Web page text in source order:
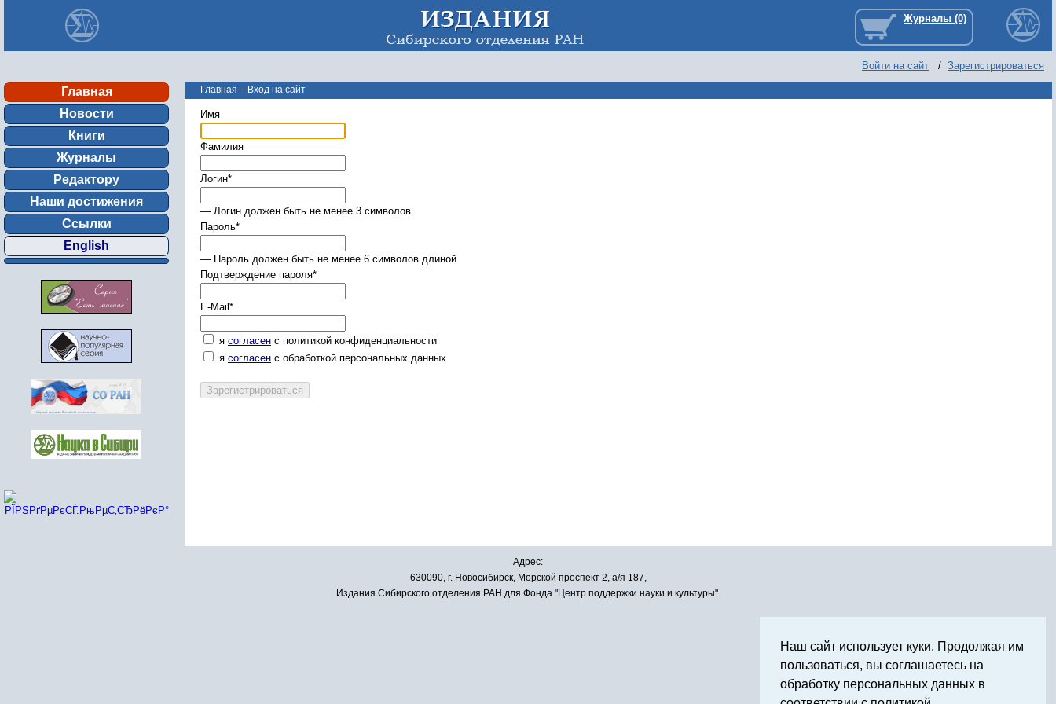
Войти на сайт / Зарегистрироваться
Главная
Новости
Книги
Журналы
Редактору
Наши достижения
Ссылки
English
Главная – Вход на сайт
Имя
Фамилия
Логин*
— Логин должен быть не менее 3 символов.
Пароль*
— Пароль должен быть не менее 6 символов длиной.
Подтверждение пароля*
E-Mail *
я согласен с политикой конфиденциальности
я согласен с обработкой персональных данных
Адрес:
630090, г. Новосибирск, Морской проспект 2, а/я 187,
Издания Сибирского отделения РАН для Фонда "Центр поддержки науки и культуры".
Наш сайт использует куки. Продолжая им
пользоваться, вы соглашаетесь на
обработку персональных данных в